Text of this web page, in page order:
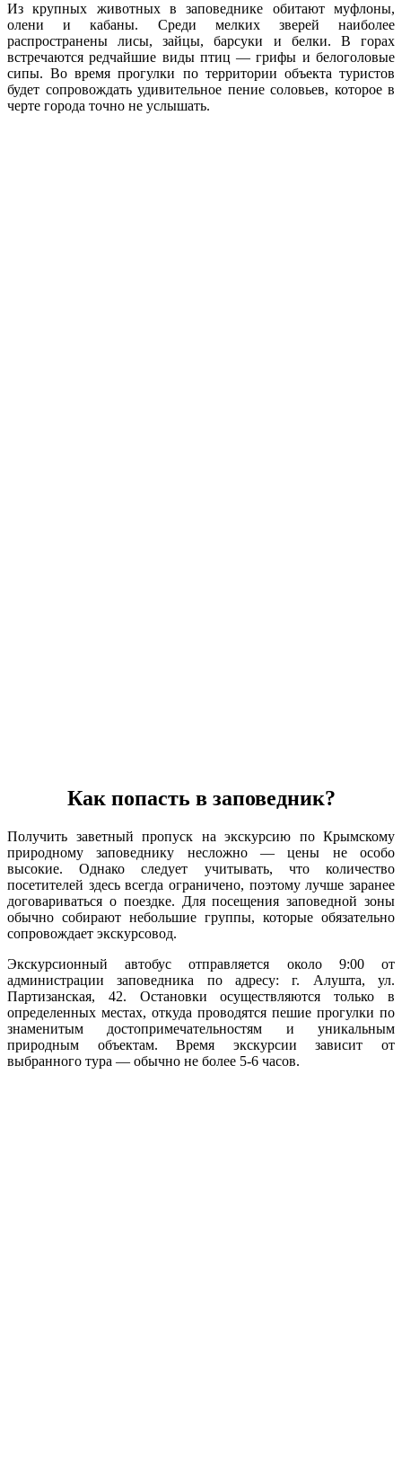
Из крупных животных в заповеднике обитают муфлоны,
олени и кабаны. Среди мелких зверей наиболее
распространены лисы, зайцы, барсуки и белки. В горах
встречаются редчайшие виды птиц — грифы и белоголовые
сипы. Во время прогулки по территории объекта туристов
будет сопровождать удивительное пение соловьев, которое в
черте города точно не услышать.
Как попасть в заповедник?
Получить заветный пропуск на экскурсию по Крымскому
природному заповеднику несложно — цены не особо
высокие. Однако следует учитывать, что количество
посетителей здесь всегда ограничено, поэтому лучше заранее
договариваться о поездке. Для посещения заповедной зоны
обычно собирают небольшие группы, которые обязательно
сопровождает экскурсовод.
Экскурсионный автобус отправляется около 9:00 от
администрации заповедника по адресу: г. Алушта, ул.
Партизанская, 42. Остановки осуществляются только в
определенных местах, откуда проводятся пешие прогулки по
знаменитым достопримечательностям и уникальным
природным объектам. Время экскурсии зависит от
выбранного тура — обычно не более 5-6 часов.